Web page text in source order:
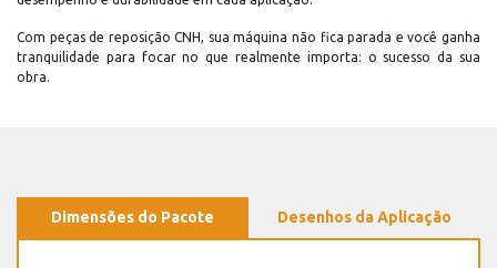
Com peças de reposição CNH, sua máquina não fica parada e você ganha
tranquilidade para focar no que realmente importa: o sucesso da sua
obra.
Dimensões do Pacote Desenhos da Aplicação